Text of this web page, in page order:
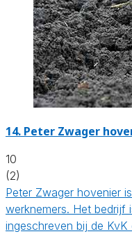
14. Peter Zwager
10
(2)
Peter Zwager hovenier
werknemers. Het bedrijf
ingeschreven bij de KvK